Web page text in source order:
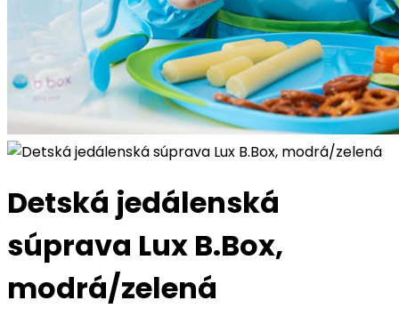
Detská jedálenská
súprava Lux B.Box,
modrá/zelená